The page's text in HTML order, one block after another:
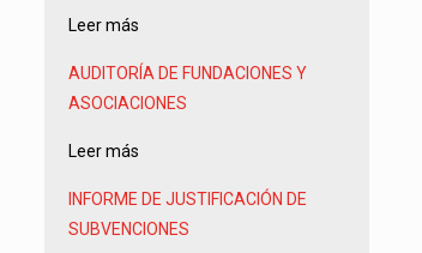
Leer más
AUDITORÍA DE FUNDACIONES Y
ASOCIACIONES
Leer más
INFORME DE JUSTIFICACIÓN DE
SUBVENCIONES